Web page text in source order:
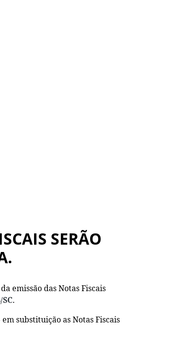
SERÃO
emissão das Notas Fiscais
.
em substituição as Notas Fiscais